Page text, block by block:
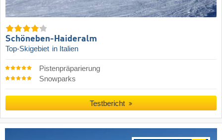
Schöneben-Haideralm
Top-Skigebiet in Italien
Pistenpräparierung
Snowparks
Testbericht